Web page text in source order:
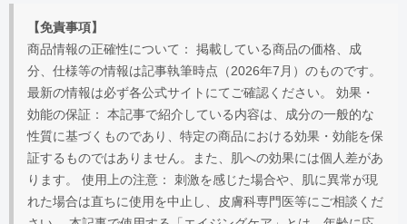
【免責事項】
商品情報の正確性について： 掲載している商品の価格、成
分、仕様等の情報は記事執筆時点（2026年7月）のものです。
最新の情報は必ず各公式サイトにてご確認ください。 効果・
効能の保証： 本記事で紹介している内容は、成分の一般的な
性質に基づくものであり、特定の商品における効果・効能を保
証するものではありません。また、肌への効果には個人差があ
ります。 使用上の注意： 刺激を感じた場合や、肌に異常が現
れた場合は直ちに使用を中止し、皮膚科専門医等にご相談くだ